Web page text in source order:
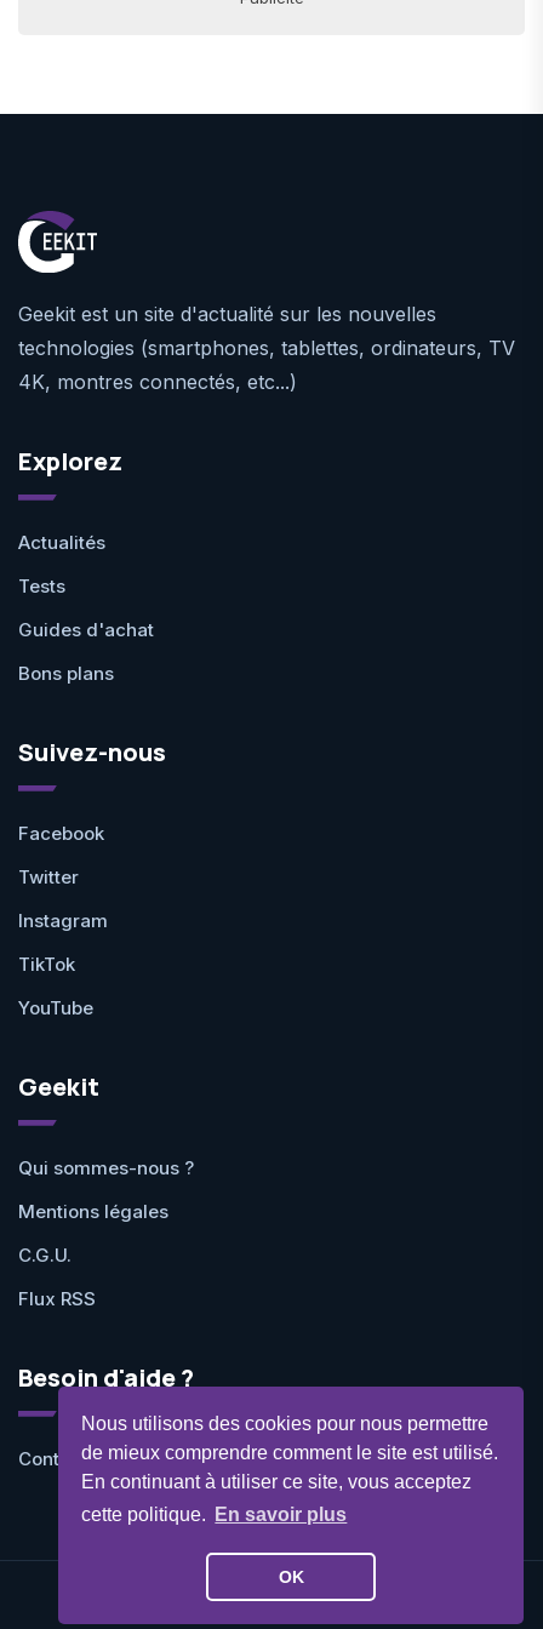
Nous utilisons des cookies pour nous permettre
de mieux comprendre comment le site est utilisé.
En continuant à utiliser ce site, vous acceptez
cette politique.
En savoir plus
OK
Geekit est un site d'actualité sur les nouvelles
technologies (smartphones, tablettes, ordinateurs, TV
4K, montres connectés, etc...)
Explorez
Actualités
Tests
Guides d'achat
Bons plans
Suivez-nous
Facebook
Twitter
Instagram
TikTok
YouTube
Geekit
Qui sommes-nous ?
Mentions légales
C.G.U.
Flux RSS
Besoin d'aide ?
Contactez-nous
©Geekit 2026 - Tous droits réservés